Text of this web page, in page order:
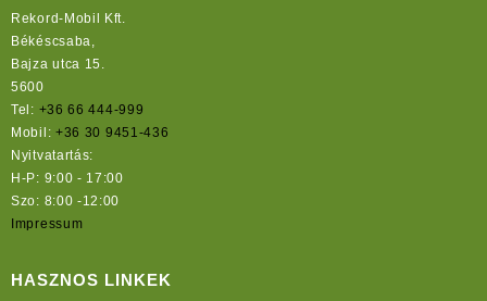
Rekord-Mobil Kft.
Békéscsaba,
Bajza utca 15.
5600
Tel: +36 66 444-999
Mobil: +36 30 9451-436
Nyitvatartás:
H-P: 9:00 - 17:00
Szo: 8:00 -12:00
Impressum
HASZNOS LINKEK